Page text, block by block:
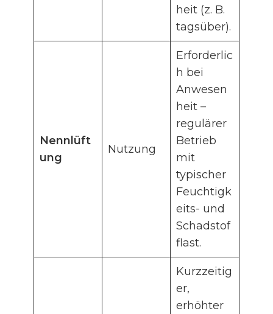
heit (z. B.
tagsüber).
Nennlüft
ung
Nutzung
Erforderlic
h bei
Anwesen
heit –
regulärer
Betrieb
mit
typischer
Feuchtigk
eits- und
Schadstof
flast.
Kurzzeitig
er,
erhöhter